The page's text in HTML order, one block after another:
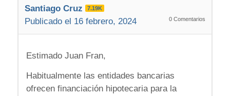
Santiago Cruz 7.19K
Publicado el 16 febrero, 2024 0 Comentarios
Estimado Juan Fran,
Habitualmente las entidades bancarias
ofrecen financiación hipotecaria para la